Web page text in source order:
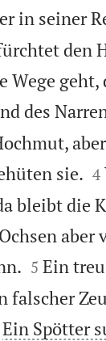
in seiner
den
Wege
des
sie. 
4
bleibt die
aber


5 Ein
falscher
Ein Spötter